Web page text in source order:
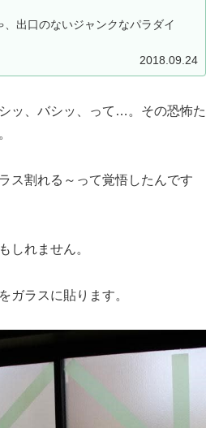
が激化しており、家屋修復もままならず、そんな...
出口のないジャンクなパラダイ
2018.09.24
ッ、バシッ、って…。その恐怖た
ス割れる～って覚悟したんです
しれません。
ガラスに貼ります。